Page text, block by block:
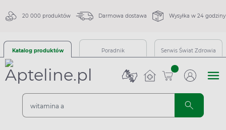
20 000 produktów Darmowa dostawa Wysyłka w 24 godziny
Katalog produktów Poradnik Serwis Świat Zdrowia
sztuk